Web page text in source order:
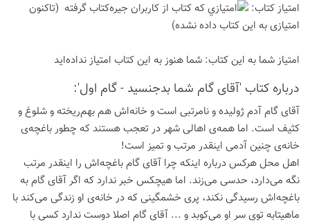
امتیاز كتاب:
(تاكنون
امتیازی به این كتاب داده نشده)
امتیاز شما به این كتاب: شما هنوز به این كتاب امتیاز نداده‌اید
درباره كتاب 'آقای گام شما بدجنسید - گام اول':
آقای گام آدم ژولیده و نامرتبی است و خانه‌اش هم بهم‌ریخته و شلوغ و
کثیف است. اما همه‌ی اهالی شهر در تعجب هستند که چطور باغچه‌ی
خانه‌ی چنین آدمی اینقدر مرتب و تمیز است!
اهل محل هرکس درباره اینکه چرا آقای گام باغچه‌اش را اینقدر مرتب
نگه می‌دارد، حدسی می‌زند. اما هیچکس خبر ندارد که اگر آقای گام به
باغچه‌اش رسیدگی نکند، پری خشمگینی که در خانه‌ی او زندگی می‌کند با
ماهیتابه توی سر او می‌کوبد و ... آقای گام اصلا دوست ندارد کسی با